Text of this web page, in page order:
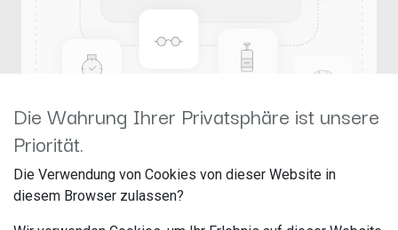
MAXCOUNT A17644
Rückfahrkamera Ford Transit
Die Wahrung Ihrer Privatsphäre ist unsere
Priorität.
Die Verwendung von Cookies von dieser Website in
diesem Browser zulassen?